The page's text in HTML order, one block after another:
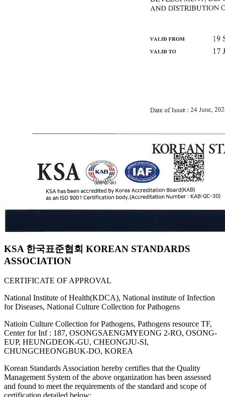
KSA 한국표준협회 KOREAN STANDARDS
ASSOCIATION
CERTIFICATE OF APPROVAL
National Institute of Health(KDCA), National institute of Infection
for Diseases, National Culture Collection for Pathogens
Natioin Culture Collection for Pathogens, Pathogens resource TF,
Center for Inf : 187, OSONGSAENGMYEONG 2-RO, OSONG-
EUP, HEUNGDEOK-GU, CHEONGJU-SI,
CHUNGCHEONGBUK-DO, KOREA
Korean Standards Association hereby certifies that the Quality
Management System of the above organization has been assessed
and found to meet the requirements of the standard and scope of
certification detailed below: